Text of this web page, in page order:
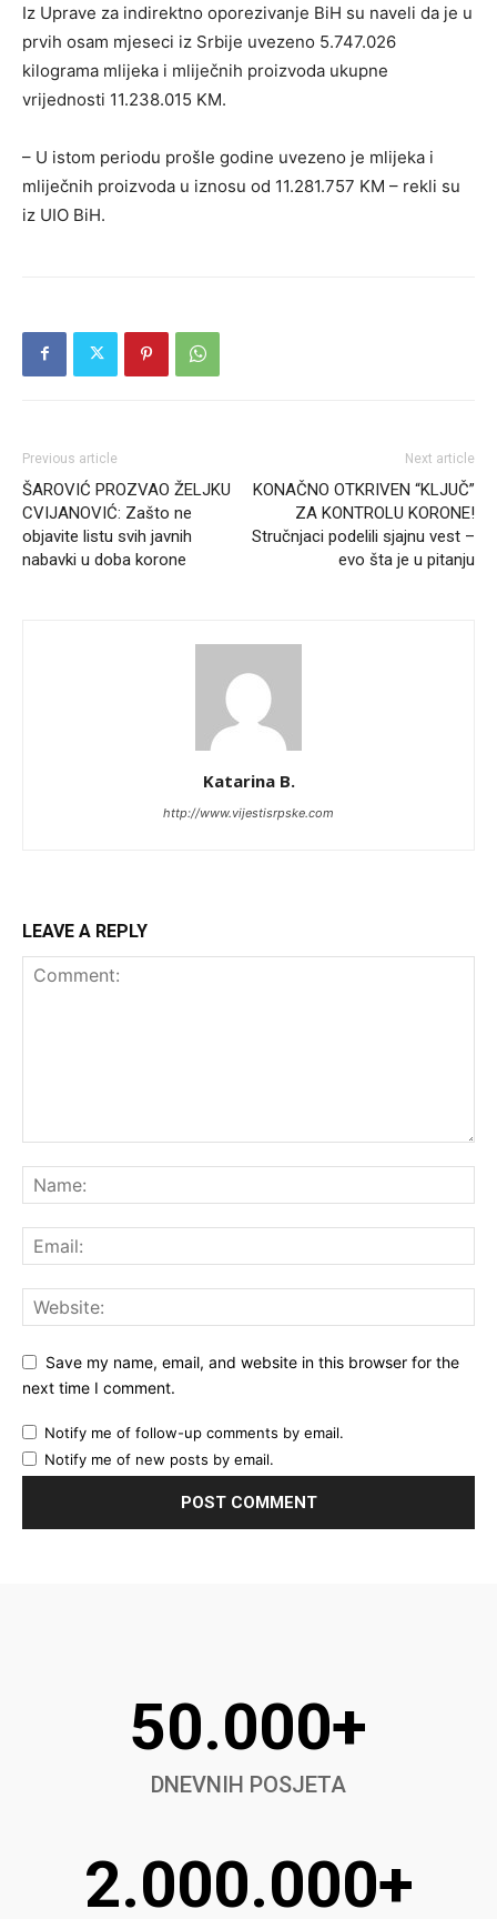
Iz Uprave za indirektno oporezivanje BiH su naveli da je u
prvih osam mjeseci iz Srbije uvezeno 5.747.026
kilograma mlijeka i mliječnih proizvoda ukupne
vrijednosti 11.238.015 KM.
– U istom periodu prošle godine uvezeno je mlijeka i
mliječnih proizvoda u iznosu od 11.281.757 KM – rekli su
iz UIO BiH.
Previous article
ŠAROVIĆ PROZVAO ŽELJKU
CVIJANOVIĆ: Zašto ne
objavite listu svih javnih
nabavki u doba korone
Next article
KONAČNO OTKRIVEN “KLJUČ”
ZA KONTROLU KORONE!
Stručnjaci podelili sjajnu vest –
evo šta je u pitanju
Katarina B.
http://www.vijestisrpske.com
LEAVE A REPLY
Save my name, email, and website in this browser for the
next time I comment.
Notify me of follow-up comments by email.
Notify me of new posts by email.
50.000+
DNEVNIH POSJETA
2.000.000+